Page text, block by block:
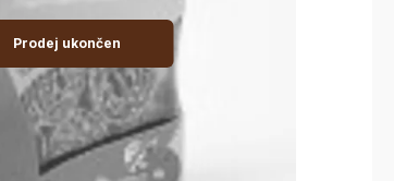
Prodej ukončen